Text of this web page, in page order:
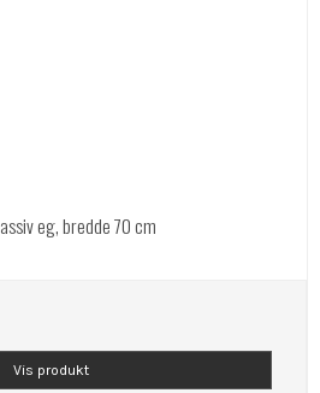
eg, bredde 70 cm
Vis produkt